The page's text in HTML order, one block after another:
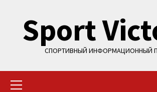
содержимому
Sport
СПОРТИВНЫЙ ИНФОРМАЦИОННЫЙ
меню